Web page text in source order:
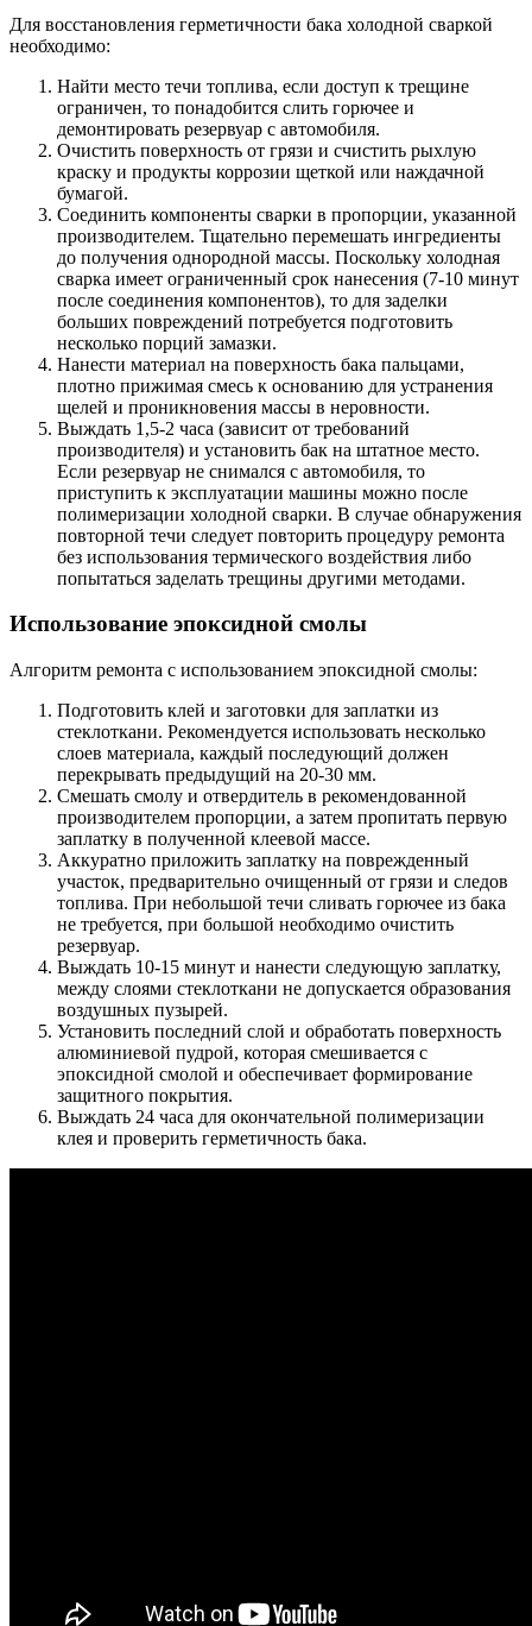
Для восстановления герметичности бака холодной сваркой
необходимо:
Найти место течи топлива, если доступ к трещине
ограничен, то понадобится слить горючее и
демонтировать резервуар с автомобиля.
Очистить поверхность от грязи и счистить рыхлую
краску и продукты коррозии щеткой или наждачной
бумагой.
Соединить компоненты сварки в пропорции, указанной
производителем. Тщательно перемешать ингредиенты
до получения однородной массы. Поскольку холодная
сварка имеет ограниченный срок нанесения (7-10 минут
после соединения компонентов), то для заделки
больших повреждений потребуется подготовить
несколько порций замазки.
Нанести материал на поверхность бака пальцами,
плотно прижимая смесь к основанию для устранения
щелей и проникновения массы в неровности.
Выждать 1,5-2 часа (зависит от требований
производителя) и установить бак на штатное место.
Если резервуар не снимался с автомобиля, то
приступить к эксплуатации машины можно после
полимеризации холодной сварки. В случае обнаружения
повторной течи следует повторить процедуру ремонта
без использования термического воздействия либо
попытаться заделать трещины другими методами.
Использование эпоксидной смолы
Алгоритм ремонта с использованием эпоксидной смолы:
Подготовить клей и заготовки для заплатки из
стеклоткани. Рекомендуется использовать несколько
слоев материала, каждый последующий должен
перекрывать предыдущий на 20-30 мм.
Смешать смолу и отвердитель в рекомендованной
производителем пропорции, а затем пропитать первую
заплатку в полученной клеевой массе.
Аккуратно приложить заплатку на поврежденный
участок, предварительно очищенный от грязи и следов
топлива. При небольшой течи сливать горючее из бака
не требуется, при большой необходимо очистить
резервуар.
Выждать 10-15 минут и нанести следующую заплатку,
между слоями стеклоткани не допускается образования
воздушных пузырей.
Установить последний слой и обработать поверхность
алюминиевой пудрой, которая смешивается с
эпоксидной смолой и обеспечивает формирование
защитного покрытия.
Выждать 24 часа для окончательной полимеризации
клея и проверить герметичность бака.